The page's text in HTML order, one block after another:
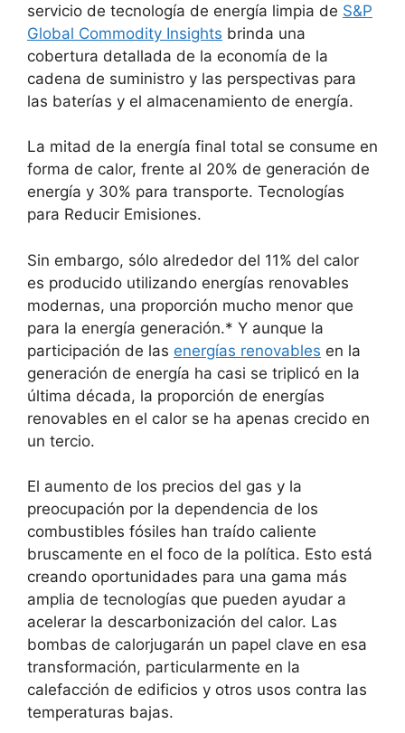
servicio de tecnología de energía limpia de S&P
Global Commodity Insights brinda una
cobertura detallada de la economía de la
cadena de suministro y las perspectivas para
las baterías y el almacenamiento de energía.
La mitad de la energía final total se consume en
forma de calor, frente al 20% de generación de
energía y 30% para transporte. Tecnologías
para Reducir Emisiones.
Sin embargo, sólo alrededor del 11% del calor
es producido utilizando energías renovables
modernas, una proporción mucho menor que
para la energía generación.* Y aunque la
participación de las energías renovables en la
generación de energía ha casi se triplicó en la
última década, la proporción de energías
renovables en el calor se ha apenas crecido en
un tercio.
El aumento de los precios del gas y la
preocupación por la dependencia de los
combustibles fósiles han traído caliente
bruscamente en el foco de la política. Esto está
creando oportunidades para una gama más
amplia de tecnologías que pueden ayudar a
acelerar la descarbonización del calor. Las
bombas de calorjugarán un papel clave en esa
transformación, particularmente en la
calefacción de edificios y otros usos contra las
temperaturas bajas.